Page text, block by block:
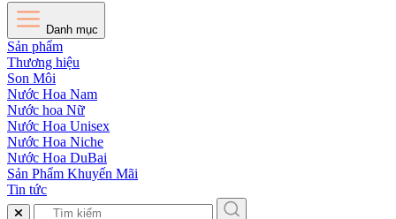
Danh mục
Sản phẩm
Thương hiệu
Son Môi
Nước Hoa Nam
Nước hoa Nữ
Nước Hoa Unisex
Nước Hoa Niche
Nước Hoa DuBai
Sản Phẩm Khuyến Mãi
Tin tức